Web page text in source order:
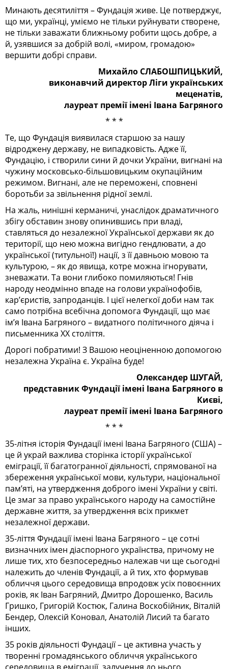
Минають десятиліття – Фундація живе. Це потверджує,
що ми, українці, уміємо не тільки руйнувати створене,
не тільки заважати ближньому робити щось добре, а
й, узявшися за добрій волі, «миром, громадою»
вершити добрі справи.
Михайло СЛАБОШПИЦЬКИЙ,
виконавчий директор Ліги українських
меценатів,
лауреат премії імені Івана Багряного
* * *
Те, що Фундація виявилася старшою за нашу
відроджену державу, не випадковість. Адже її,
Фундацію, і створили сини й дочки України, вигнані на
чужину московсько-більшовицьким окупаційним
режимом. Вигнані, але не переможені, сповнені
боротьби за звільнення рідної землі.
На жаль, нинішні керманичі, унаслідок драматичного
збігу обставин знову опинившись при владі,
ставляться до незалежної Української держави як до
території, що нею можна вигідно гендлювати, а до
української (титульної!) нації, з її давньою мовою та
культурою, – як до явища, котре можна ігнорувати,
зневажати. Та вони глибоко помиляються! Гнів
народу неодмінно впаде на голови українофобів,
кар’єристів, запроданців. І цієї нелегкої доби нам так
само потрібна всебічна допомога Фундації, що має
ім’я Івана Багряного – видатного політичного діяча і
письменника XX століття.
Дорогі побратими! З Вашою неоціненною допомогою
незалежна Україна є. Україна буде!
Олександер ШУГАЙ,
представникФундації імені Івана Багряного в
Києві,
лауреат премії імені Івана Багряного
* * *
35-літня історія Фундації імені Івана Багряного (США) –
це й украй важлива сторінка історії української
еміграції, її багатогранної діяльності, спрямованої на
збереження української мови, культури, національної
пам’яті, на утвердження доброго імені України у світі.
Це змаг за право українського народу на самостійне
державне життя, за утвердження всіх прикмет
незалежної держави.
35-ліття Фундації імені Івана Багряного – це сотні
визначних імен діаспорного українства, причому не
лише тих, хто безпосередньо належав чи ще сьогодні
належить до членів Фундації, а й тих, хто формував
обличчя цього середовища впродовж усіх повоєнних
років, як Іван Багряний, Дмитро Дорошенко, Василь
Гришко, Григорій Костюк, Галина Воскобійник, Віталій
Бендер, Олексій Коновал, Анатолій Лисий та багато
інших.
35 років діяльності Фундації – це активна участь у
творенні громадянського об­личчя українського